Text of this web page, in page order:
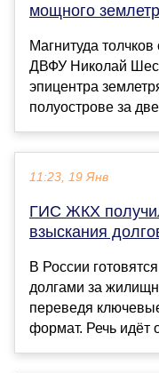
мощного
Магнитуда
ДВФУ Николай
эпицентра
полуострове за
11:23, 19 Янв
ГИС ЖКХ
взыскания
В России
долгами за
переведя
формат. Речь идёт